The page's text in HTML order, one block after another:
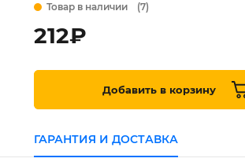
Товар в наличии (7)
212₽
Добавить в корзину
ГАРАНТИЯ И ДОСТАВКА